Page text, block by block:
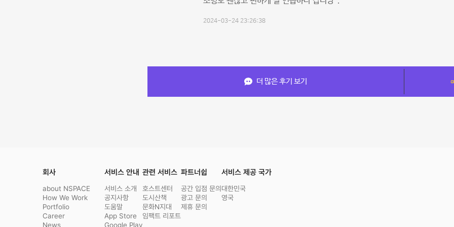
2024-03-24 23:26:38
더 많은 후기 보기
회사
about NSPACE
How We Work
Portfolio
Career
News
서비스 안내
서비스 소개
공지사항
도움말
App Store
Google Play
관련 서비스
호스트센터
도시산책
문화N지대
임팩트 리포트
파트너쉽
공간 입점 문의
광고 문의
제휴 문의
서비스 제공 국가
대한민국
영국